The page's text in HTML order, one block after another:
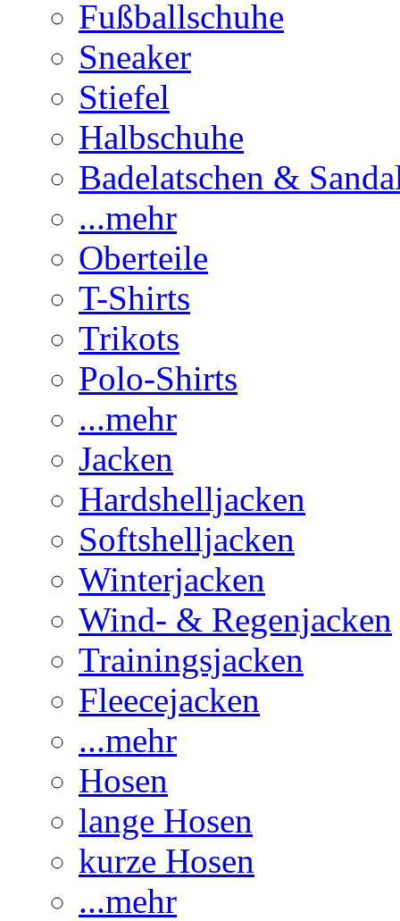
Fußballschuhe
Sneaker
Stiefel
Halbschuhe
Badelatschen &
...mehr
Oberteile
T-Shirts
Trikots
Polo-Shirts
...mehr
Jacken
Hardshelljacken
Softshelljacken
Winterjacken
Wind- & Regenjacken
Trainingsjacken
Fleecejacken
...mehr
Hosen
lange Hosen
kurze Hosen
...mehr